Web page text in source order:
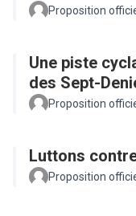
Proposition
Une piste
des Sept-
Proposition
Luttons
Proposition